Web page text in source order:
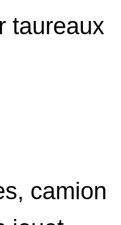
taureaux
camion